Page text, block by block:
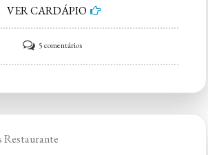
VER CARDÁPIO
5 comentáriosem
Patrimônio